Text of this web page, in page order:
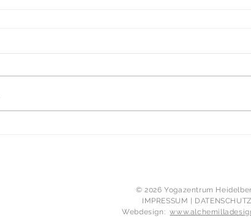
​© 2026 Yogazentrum
IMPRESSUM
DATENSCHUTZ
Webdesign: